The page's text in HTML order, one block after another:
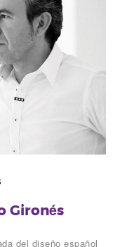
Gironés
del diseño español